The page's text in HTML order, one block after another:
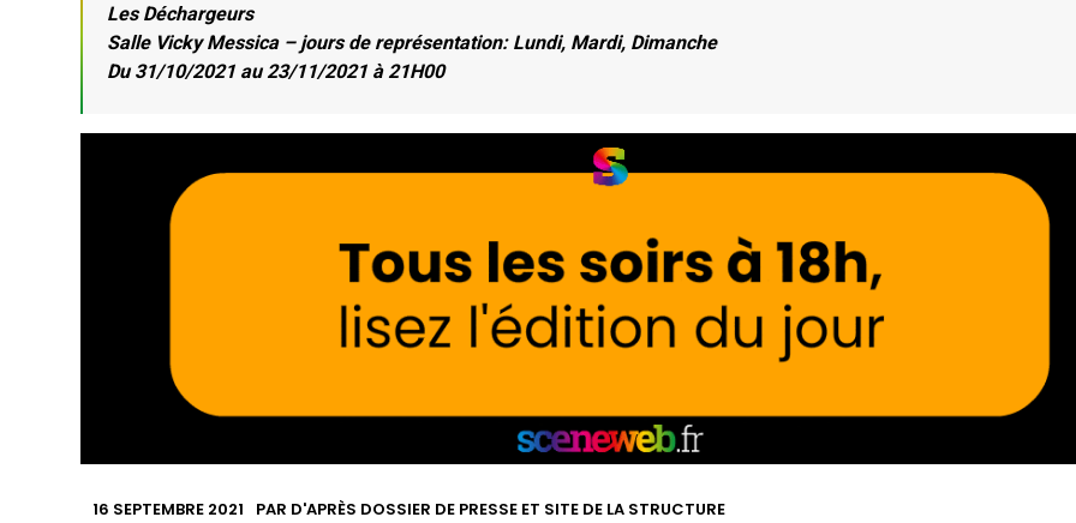
Les Déchargeurs
Salle Vicky Messica – jours de représentation: Lundi, Mardi, Dimanche
Du 31/10/2021 au 23/11/2021 à 21H00
16 SEPTEMBRE 2021 PAR D'APRÈS DOSSIER DE PRESSE ET SITE DE LA STRUCTURE